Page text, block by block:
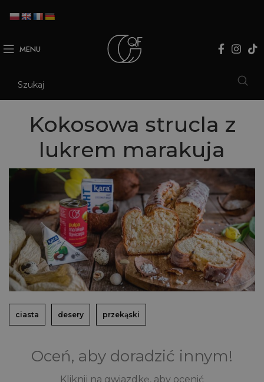
MENU
Kokosowa strucla z
lukrem marakuja
ciasta desery przekąski
Oceń, aby doradzić innym!
Kliknij na gwiazdkę, aby ocenić